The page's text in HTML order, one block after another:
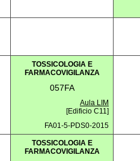
TOSSICOLOGIA E
FARMACOVIGILANZA
057FA
Aula LIM
[Edificio C11]
FA01-5-PDS0-2015
TOSSICOLOGIA E
FARMACOVIGILANZA